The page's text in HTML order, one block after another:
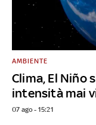
Clima, El Niño
intensità mai
AMBIENTE
07 ago - 15:21